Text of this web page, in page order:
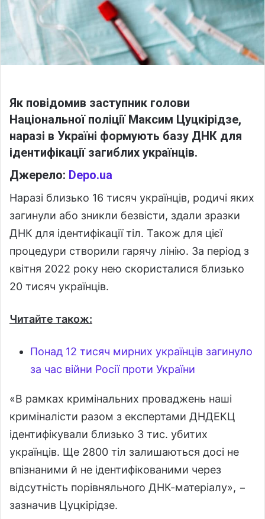
Як повідомив заступник голови
Національної поліції Максим Цуцкірідзе,
наразі в Україні формують базу ДНК для
ідентифікації загиблих українців.
Джерело: Depo.ua
Наразі близько 16 тисяч українців, родичі яких
загинули або зникли безвісти, здали зразки
ДНК для ідентифікації тіл. Також для цієї
процедури створили гарячу лінію. За період з
квітня 2022 року нею скористалися близько
20 тисяч українців.
Читайте також:
Понад 12 тисяч мирних українців загинуло
за час війни Росії проти України
«В рамках кримінальних проваджень наші
криміналісти разом з експертами ДНДЕКЦ
ідентифікували близько 3 тис. убитих
українців. Ще 2800 тіл залишаються досі не
впізнаними й не ідентифікованими через
відсутність порівняльного ДНК-матеріалу», −
зазначив Цуцкірідзе.